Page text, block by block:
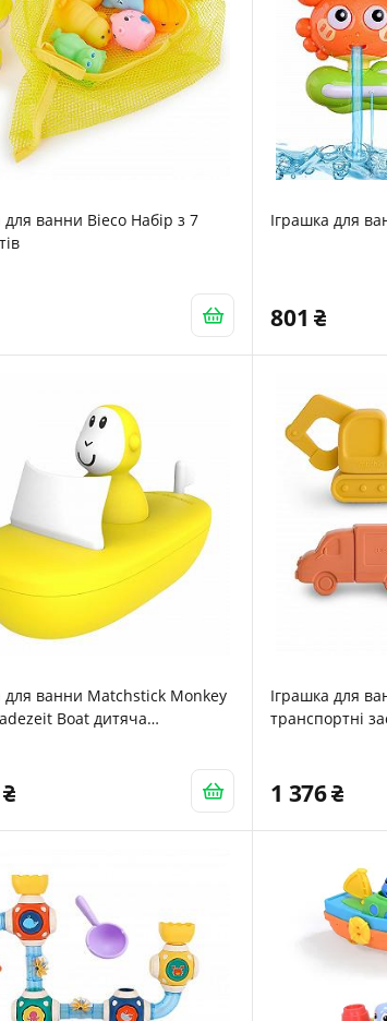
для ванни Bieco Набір з 7
Іграшка для
801
для ванни Matchstick Monkey
Boat дитяча
Іграшка для
транспортні
1 376